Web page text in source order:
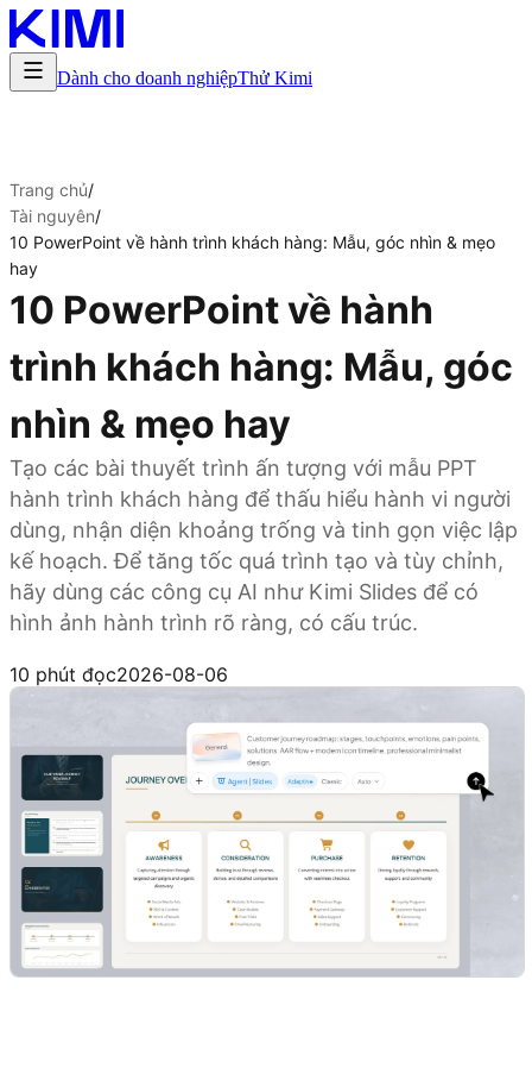
Dành cho doanh nghiệpThử Kimi
Trang chủ/
Tài nguyên/
10 PowerPoint về hành trình khách hàng: Mẫu, góc nhìn & mẹo
hay
10 PowerPoint về hành
trình khách hàng: Mẫu, góc
nhìn & mẹo hay
Tạo các bài thuyết trình ấn tượng với mẫu PPT
hành trình khách hàng để thấu hiểu hành vi người
dùng, nhận diện khoảng trống và tinh gọn việc lập
kế hoạch. Để tăng tốc quá trình tạo và tùy chỉnh,
hãy dùng các công cụ AI như Kimi Slides để có
hình ảnh hành trình rõ ràng, có cấu trúc.
10 phút đọc2026-08-06